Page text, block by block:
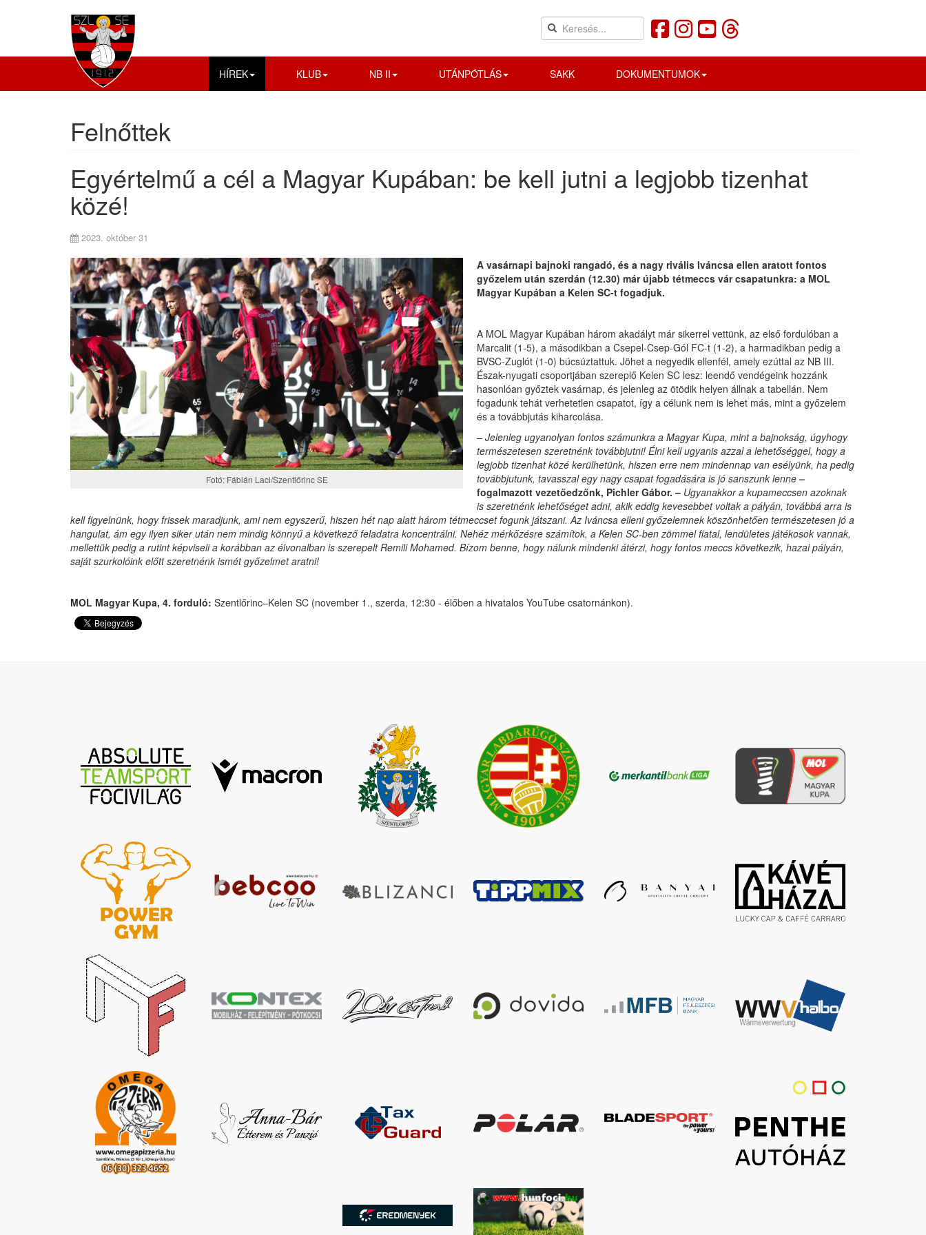
HÍREK KLUB NB II UTÁNPÓTLÁS SAKK DOKUMENTUMOK
Felnőttek
Egyértelmű a cél a Magyar Kupában: be kell jutni a legjobb tizenhat
közé!
2023. október 31
Fotó: Fábián Laci/Szentlőrinc SE
A vasárnapi bajnoki rangadó, és a nagy rivális Iváncsa ellen aratott fontos
győzelem után szerdán (12.30) már újabb tétmeccs vár csapatunkra: a MOL
Magyar Kupában a Kelen SC-t fogadjuk.
A MOL Magyar Kupában három akadályt már sikerrel vettünk, az első fordulóban a
Marcalit (1-5), a másodikban a Csepel-Csep-Gól FC-t (1-2), a harmadikban pedig a
BVSC-Zuglót (1-0) búcsúztattuk. Jöhet a negyedik ellenfél, amely ezúttal az NB III.
Észak-nyugati csoportjában szereplő Kelen SC lesz: leendő vendégeink hozzánk
hasonlóan győztek vasárnap, és jelenleg az ötödik helyen állnak a tabellán. Nem
fogadunk tehát verhetetlen csapatot, így a célunk nem is lehet más, mint a győzelem
és a továbbjutás kiharcolása.
– Jelenleg ugyanolyan fontos számunkra a Magyar Kupa, mint a bajnokság, úgyhogy
természetesen szeretnénk továbbjutni! Élni kell ugyanis azzal a lehetőséggel, hogy a
legjobb tizenhat közé kerülhetünk, hiszen erre nem mindennap van esélyünk, ha pedig
továbbjutunk, tavasszal egy nagy csapat fogadására is jó sanszunk lenne–
fogalmazott vezetőedzőnk, Pichler Gábor. – Ugyanakkor a kupameccsen azoknak
is szeretnénk lehetőséget adni, akik eddig kevesebbet voltak a pályán, továbbá arra is
kell figyelnünk, hogy frissek maradjunk, ami nem egyszerű, hiszen hét nap alatt három tétmeccset fogunk játszani. Az Iváncsa elleni győzelemnek köszönhetően természetesen jó a
hangulat, ám egy ilyen siker után nem mindig könnyű a következő feladatra koncentrálni. Nehéz mérkőzésre számítok, a Kelen SC-ben zömmel fiatal, lendületes játékosok vannak,
mellettük pedig a rutint képviseli a korábban az élvonalban is szerepelt Remili Mohamed. Bízom benne, hogy nálunk mindenki átérzi, hogy fontos meccs következik, hazai pályán,
saját szurkolóink előtt szeretnénk ismét győzelmet aratni!
MOL Magyar Kupa, 4. forduló: Szentlőrinc–Kelen SC (november 1., szerda, 12:30 - élőben a hivatalos YouTube csatornánkon).